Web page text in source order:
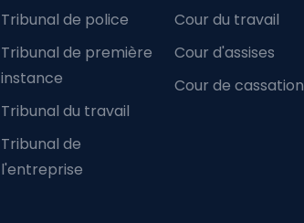
Tribunal de police
Tribunal de première
instance
Tribunal du travail
Tribunal de
l'entreprise
Cour du travail
Cour d'assises
Cour de cassation